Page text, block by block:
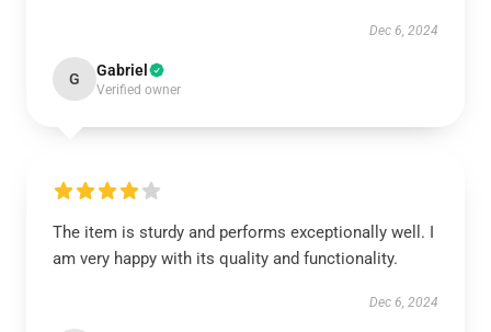
Dec 6, 2024
G Gabriel
Verified owner
The item is sturdy and performs exceptionally well. I
am very happy with its quality and functionality.
Dec 6, 2024